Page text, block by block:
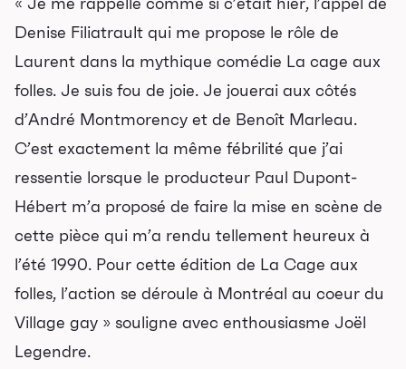
Programmation
Mises en vente
Promotions
Cartes-cadeaux
« Je me rappelle comme si c’était hier, l’appel de
Denise Filiatrault qui me propose le rôle de
Laurent dans la mythique comédie La cage aux
folles. Je suis fou de joie. Je jouerai aux côtés
d’André Montmorency et de Benoît Marleau.
C’est exactement la même fébrilité que j’ai
ressentie lorsque le producteur Paul Dupont-
Hébert m’a proposé de faire la mise en scène de
cette pièce qui m’a rendu tellement heureux à
l’été 1990. Pour cette édition de La Cage aux
folles, l’action se déroule à Montréal au coeur du
Village gay » souligne avec enthousiasme Joël
Legendre.